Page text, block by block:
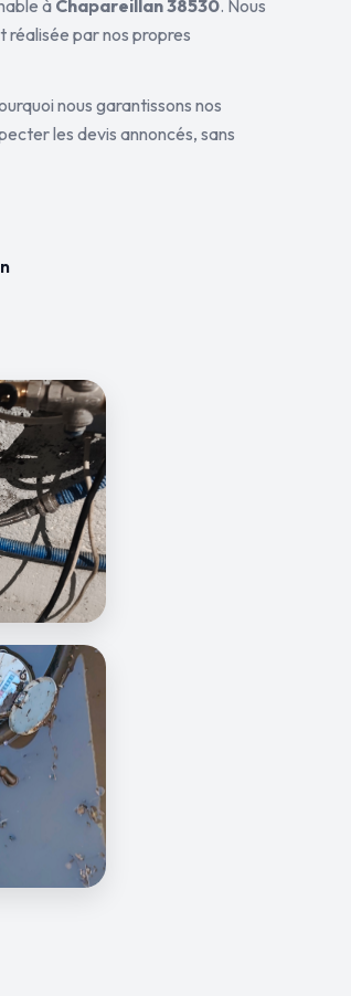
à Chapareillan 38530. Nous
réalisée par nos propres
nous garantissons nos
les devis annoncés, sans